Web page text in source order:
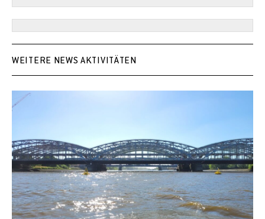
WEITERE NEWS AKTIVITÄTEN